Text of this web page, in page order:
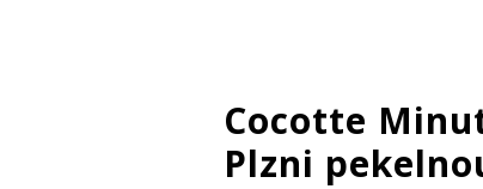
Cocotte
Plzni